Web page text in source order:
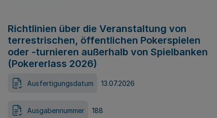
Richtlinien über die Veranstaltung von
terrestrischen, öffentlichen Pokerspielen
oder -turnieren außerhalb von Spielbanken
(Pokererlass 2026)
Ausfertigungsdatum 13.07.2026
Ausgabennummer 188